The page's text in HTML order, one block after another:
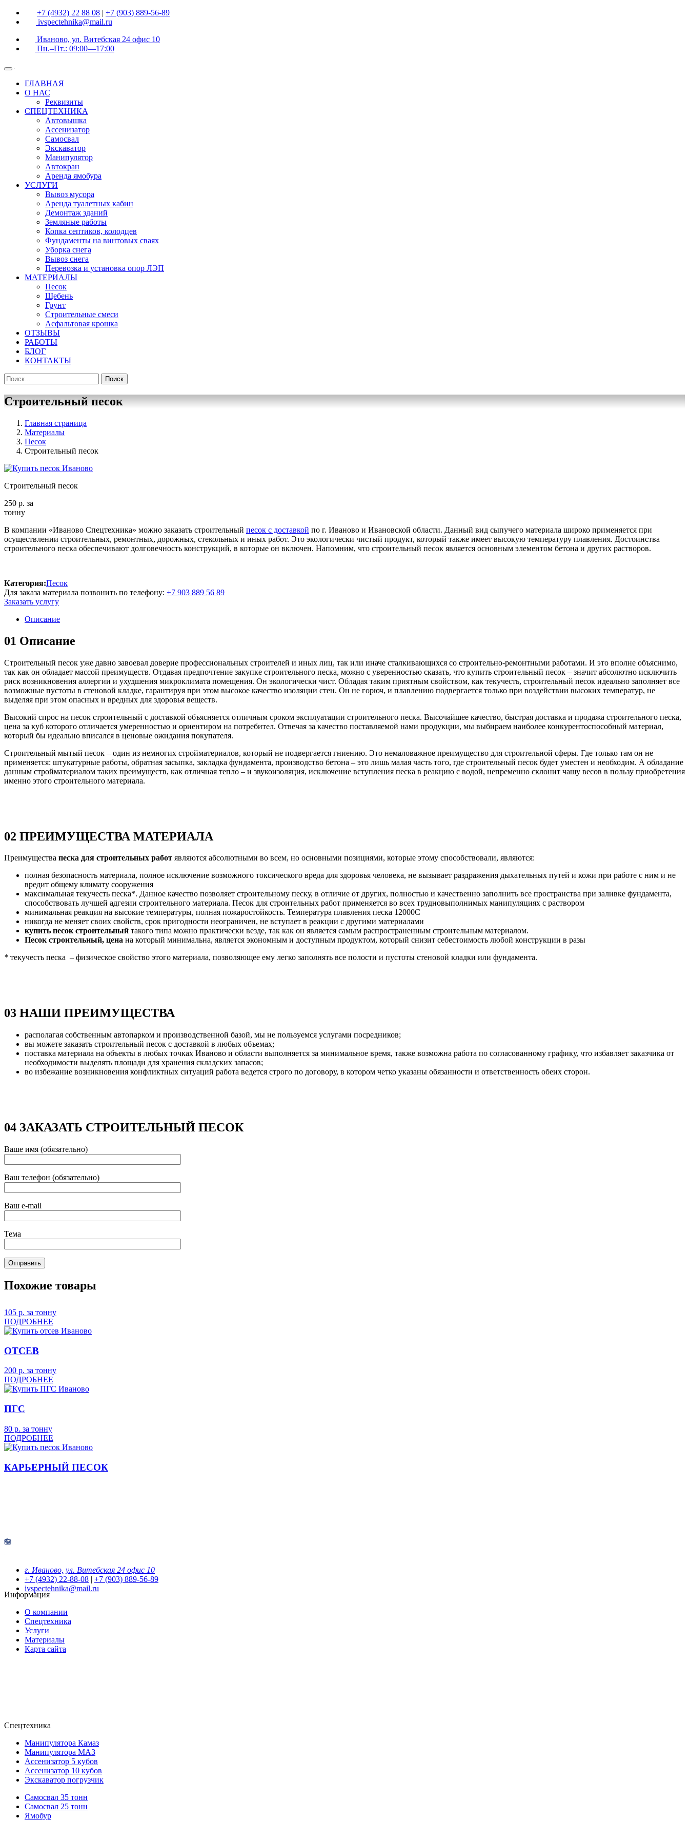
+7 (4932) 22 88 08 | +7 (903) 889-56-89
ivspectehnika@mail.ru
Иваново, ул. Витебская 24 офис 10
Пн.–Пт.: 09:00—17:00
ГЛАВНАЯ
О НАС
Реквизиты
СПЕЦТЕХНИКА
Автовышка
Ассенизатор
Самосвал
Экскаватор
Манипулятор
Автокран
Аренда ямобура
УСЛУГИ
Вывоз мусора
Аренда туалетных кабин
Демонтаж зданий
Земляные работы
Копка септиков, колодцев
Фундаменты на винтовых сваях
Уборка снега
Вывоз снега
Перевозка и установка опор ЛЭП
МАТЕРИАЛЫ
Песок
Щебень
Грунт
Строительные смеси
Асфальтовая крошка
ОТЗЫВЫ
РАБОТЫ
БЛОГ
КОНТАКТЫ
Строительный песок
Главная страница
Материалы
Песок
Строительный песок
Строительный песок
250 р. за
тонну
В компании «Иваново Спецтехника» можно заказать строительный песок с доставкой по г. Иваново и Ивановской области. Данный вид сыпучего материала широко применяется при
осуществлении строительных, ремонтных, дорожных, стекольных и иных работ. Это экологически чистый продукт, который также имеет высокую температуру плавления. Достоинства
строительного песка обеспечивают долговечность конструкций, в которые он включен. Напомним, что строительный песок является основным элементом бетона и других растворов.
Категория:Песок
Для заказа материала позвонить по телефону: +7 903 889 56 89
Заказать услугу
Описание
01 Описание
Строительный песок уже давно завоевал доверие профессиональных строителей и иных лиц, так или иначе сталкивающихся со строительно-ремонтными работами. И это вполне объяснимо,
так как он обладает массой преимуществ. Отдавая предпочтение закупке строительного песка, можно с уверенностью сказать, что купить строительный песок – значит абсолютно исключить
риск возникновения аллергии и ухудшения микроклимата помещения. Он экологически чист. Обладая таким приятным свойством, как текучесть, строительный песок идеально заполняет все
возможные пустоты в стеновой кладке, гарантируя при этом высокое качество изоляции стен. Он не горюч, и плавлению подвергается только при воздействии высоких температур, не
выделяя при этом опасных и вредных для здоровья веществ.
Высокий спрос на песок строительный с доставкой объясняется отличным сроком эксплуатации строительного песка. Высочайшее качество, быстрая доставка и продажа строительного песка,
цена за куб которого отличается умеренностью и ориентиром на потребител. Отвечая за качество поставляемой нами продукции, мы выбираем наиболее конкурентоспособный материал,
который бы идеально вписался в ценовые ожидания покупателя.
Строительный мытый песок – один из немногих стройматериалов, который не подвергается гниению. Это немаловажное преимущество для строительной сферы. Где только там он не
применяется: штукатурные работы, обратная засыпка, закладка фундамента, производство бетона – это лишь малая часть того, где строительный песок будет уместен и необходим. А обладание
данным стройматериалом таких преимуществ, как отличная тепло – и звукоизоляция, исключение вступления песка в реакцию с водой, непременно склонит чашу весов в пользу приобретения
именно этого строительного материала.
02 ПРЕИМУЩЕСТВА МАТЕРИАЛА
Преимущества песка для строительных работ являются абсолютными во всем, но основными позициями, которые этому способствовали, являются:
полная безопасность материала, полное исключение возможного токсического вреда для здоровья человека, не вызывает раздражения дыхательных путей и кожи при работе с ним и не
вредит общему климату сооружения
максимальная текучесть песка*. Данное качество позволяет строительному песку, в отличие от других, полностью и качественно заполнить все пространства при заливке фундамента,
способствовать лучшей адгезии строительного материала. Песок для строительных работ применяется во всех трудновыполнимых манипуляциях с раствором
минимальная реакция на высокие температуры, полная пожаростойкость. Температура плавления песка 12000С
никогда не меняет своих свойств, срок пригодности неограничен, не вступает в реакции с другими материалами
купить песок строительный такого типа можно практически везде, так как он является самым распространенным строительным материалом.
Песок строительный, цена на который минимальна, является экономным и доступным продуктом, который снизит себестоимость любой конструкции в разы
* текучесть песка – физическое свойство этого материала, позволяющее ему легко заполнять все полости и пустоты стеновой кладки или фундамента.
03 НАШИ ПРЕИМУЩЕСТВА
располагая собственным автопарком и производственной базой, мы не пользуемся услугами посредников;
вы можете заказать строительный песок с доставкой в любых объемах;
поставка материала на объекты в любых точках Иваново и области выполняется за минимальное время, также возможна работа по согласованному графику, что избавляет заказчика от
необходимости выделять площади для хранения складских запасов;
во избежание возникновения конфликтных ситуаций работа ведется строго по договору, в котором четко указаны обязанности и ответственность обеих сторон.
04 ЗАКАЗАТЬ СТРОИТЕЛЬНЫЙ ПЕСОК
Ваше имя (обязательно)
Ваш телефон (обязательно)
Ваш e-mail
Тема
Похожие товары
105 р. за тонну
ПОДРОБНЕЕ
ОТСЕВ
200 р. за тонну
ПОДРОБНЕЕ
ПГС
80 р. за тонну
ПОДРОБНЕЕ
КАРЬЕРНЫЙ ПЕСОК
г. Иваново, ул. Витебская 24 офис 10
+7 (4932) 22-88-08 | +7 (903) 889-56-89
ivspectehnika@mail.ru
Информация
О компании
Спецтехника
Услуги
Материалы
Карта сайта
Спецтехника
Манипулятора Камаз
Манипулятора МАЗ
Ассенизатор 5 кубов
Ассенизатор 10 кубов
Экскаватор погрузчик
Самосвал 35 тонн
Самосвал 25 тонн
Ямобур